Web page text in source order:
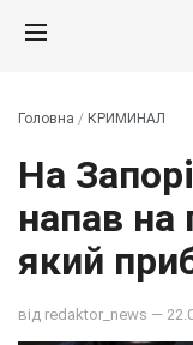
Головна / КРИМИНАЛ
На
напав на
який
від redaktor_news —